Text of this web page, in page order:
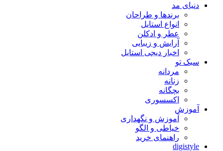
دنیای مد
برندها و طراحان
انواع استایل
عطر و ادکلن
آرایش و زیبایی
اخبار دیجی استایل
سبک تو
مردانه
زنانه
بچگانه
اکسسوری
آموزش
آموزش و نگهداری
خیاطی و الگو
راهنمای خرید
digistyle